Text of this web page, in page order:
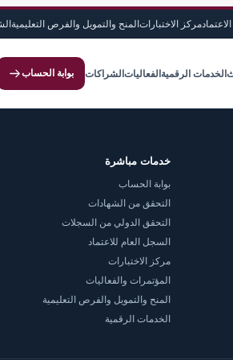
مركز الاختبارات المنح والتمويل والفرص التعليمية
الخدمات الرقمية الفعاليات الشراكات بوابة الحساب
خدمات مباشرة
بوابة الحساب
التحقق من الشهادات
التحقق الدولي من السجلات
السجل العام للاعتماد
مركز الاختبارات
المؤتمرات والفعاليات
المنح والتمويل والفرص التعليمية
الخدمات الرقمية